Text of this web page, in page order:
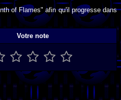
of Flames" afin qu'il progresse dans
Votre note